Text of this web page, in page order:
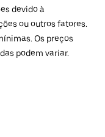
devido à
ou outros fatores.
Os preços
podem variar.